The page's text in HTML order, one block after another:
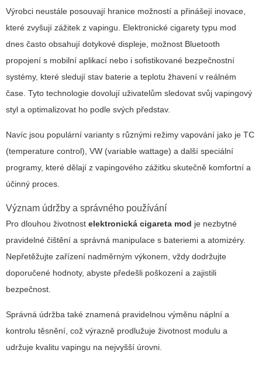
Výrobci neustále posouvají hranice možností a přinášejí inovace,
které zvyšují zážitek z vapingu. Elektronické cigarety typu mod
dnes často obsahují dotykové displeje, možnost Bluetooth
propojení s mobilní aplikací nebo i sofistikované bezpečnostní
systémy, které sledují stav baterie a teplotu žhavení v reálném
čase. Tyto technologie dovolují uživatelům sledovat svůj vapingový
styl a optimalizovat ho podle svých představ.
Navíc jsou populární varianty s různými režimy vapování jako je TC
(temperature control), VW (variable wattage) a další speciální
programy, které dělají z vapingového zážitku skutečně komfortní a
účinný proces.
Význam údržby a správného používání
Pro dlouhou životnost elektronická cigareta mod je nezbytné
pravidelné čištění a správná manipulace s bateriemi a atomizéry.
Nepřetěžujte zařízení nadměrným výkonem, vždy dodržujte
doporučené hodnoty, abyste předešli poškození a zajistili
bezpečnost.
Správná údržba také znamená pravidelnou výměnu náplní a
kontrolu těsnění, což výrazně prodlužuje životnost modulu a
udržuje kvalitu vapingu na nejvyšší úrovni.